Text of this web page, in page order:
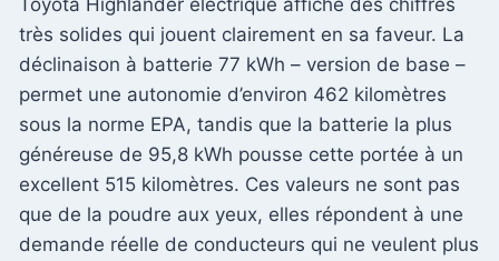
très solides qui jouent clairement en sa faveur. La
déclinaison à batterie 77 kWh – version de base –
permet une autonomie d’environ 462 kilomètres
sous la norme EPA, tandis que la batterie la plus
généreuse de 95,8 kWh pousse cette portée à un
excellent 515 kilomètres. Ces valeurs ne sont pas
que de la poudre aux yeux, elles répondent à une
demande réelle de conducteurs qui ne veulent plus